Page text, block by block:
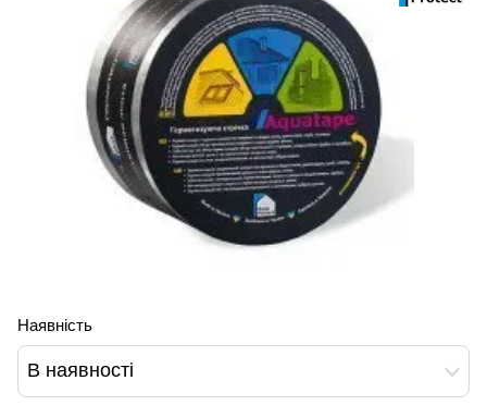
Наявність
В наявності